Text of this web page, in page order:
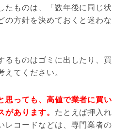
たものは、「数年後に同じ状
の方針を決めておくと迷わな
るものはゴミに出したり、買
えてください。
思っても、高値で業者に買い
があります。 たとえば押入れ
レコードなどは、専門業者の